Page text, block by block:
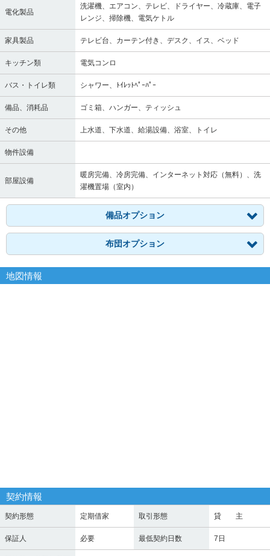
電化製品
洗濯機、エアコン、テレビ、ドライヤー、冷蔵庫、電子
レンジ、掃除機、電気ケトル
家具製品 テレビ台、カーテン付き、デスク、イス、ベッド
キッチン類 電気コンロ
バス・トイレ類 シャワー、ﾄｲﾚｯﾄﾍﾟｰﾊﾟｰ
備品、消耗品 ゴミ箱、ハンガー、ティッシュ
その他 上水道、下水道、給湯設備、浴室、トイレ
物件設備
部屋設備
暖房完備、冷房完備、インターネット対応（無料）、洗
濯機置場（室内）
備品オプション
布団オプション
地図情報
契約情報
契約形態 定期借家 取引形態 貸 主
保証人 必要 最低契約日数 7日